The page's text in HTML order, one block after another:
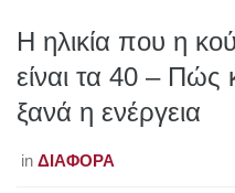
Η ηλικία που η
είναι τα 40 – Πώς
ξανά η ενέργεια
in ΔΙΆΦΟΡΑ